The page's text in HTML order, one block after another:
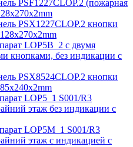
PSF1227CLOP.2 (пожарная
PSX1227CLOP.2 кнопки
LOP5B_2 с двумя
кнопками, без индикации с
PSX8524CLOP.2 кнопки
LOP5_1 S001/R3
этаж без индикации с
LOP5M_1 S001/R3
этаж с индикацией с